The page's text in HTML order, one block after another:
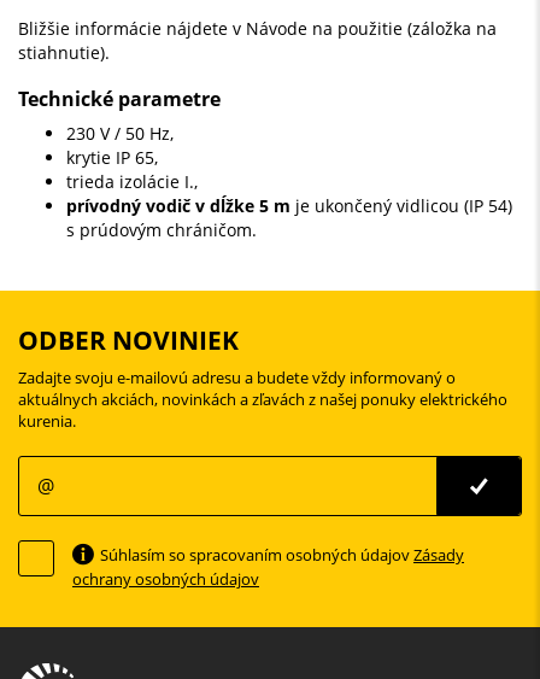
Bližšie informácie nájdete v Návode na použitie (záložka na
stiahnutie).
Technické parametre
230 V / 50 Hz,
krytie IP 65,
trieda izolácie I.,
prívodný vodič v dĺžke 5 m je ukončený vidlicou (IP 54)
s prúdovým chráničom.
ODBER NOVINIEK
Zadajte svoju e-mailovú adresu a budete vždy informovaný o
aktuálnych akciách, novinkách a zľavách z našej ponuky elektrického
kurenia.
Súhlasím so spracovaním osobných údajovZásady
ochrany osobných údajov